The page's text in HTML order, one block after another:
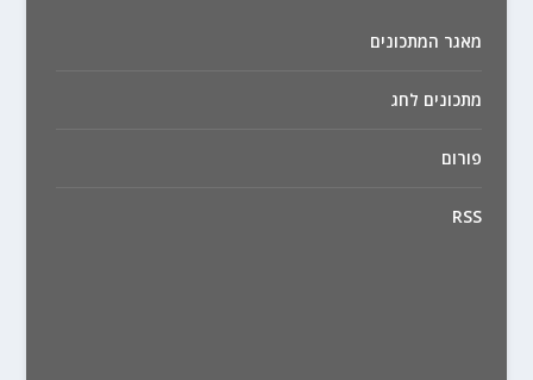
מאגר המתכונים
מתכונים לחג
פורום
RSS